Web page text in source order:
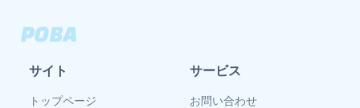
サイト
トップページ
サービス
お問い合わせ